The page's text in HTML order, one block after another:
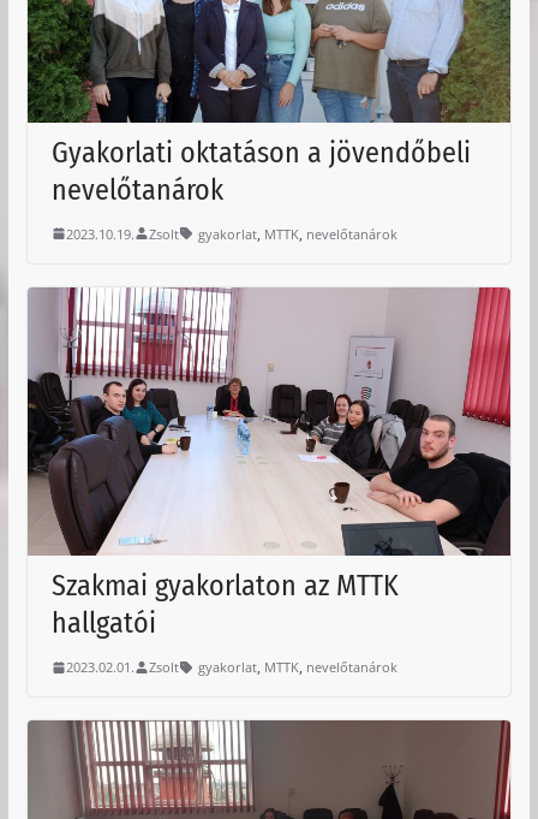
Gyakorlati oktatáson a jövendőbeli
nevelőtanárok
2023.10.19. Zsolt gyakorlat, MTTK, nevelőtanárok
Szakmai gyakorlaton az MTTK
hallgatói
2023.02.01. Zsolt gyakorlat, MTTK, nevelőtanárok